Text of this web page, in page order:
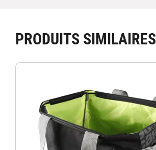
PRODUITS SIMILAIRES